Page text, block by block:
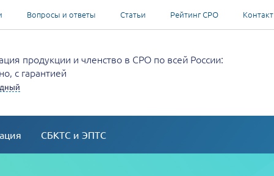
Вопросы и ответы Статьи Рейтинг СРО
продукции и членство в СРО по всей России:
с гарантией
СБКТС и ЭПТС